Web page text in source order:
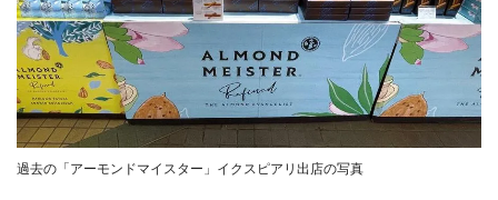
過去の「アーモンドマイスター」イクスピアリ出店の写真